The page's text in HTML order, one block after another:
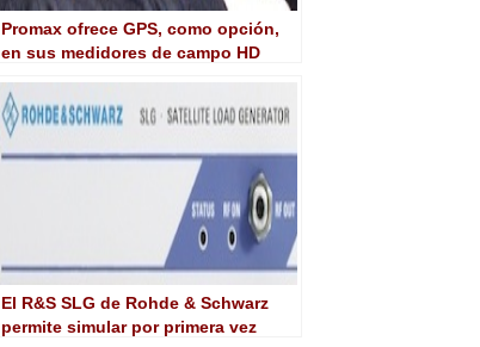
Promax ofrece GPS, como opción,
en sus medidores de campo HD
El R&S SLG de Rohde & Schwarz
permite simular por primera vez